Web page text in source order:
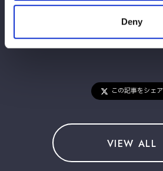
Deny
この記事をシェア
VIEW ALL